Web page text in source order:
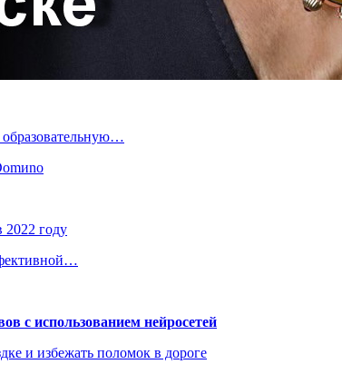
году
с использованием нейросетей
и избежать поломок в дороге